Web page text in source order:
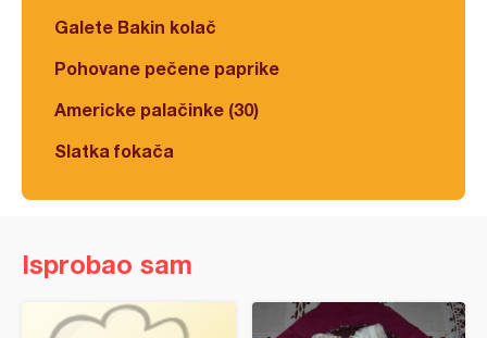
Galete Bakin kolač
Pohovane pečene paprike
Americke palačinke (30)
Slatka fokača
Isprobao sam